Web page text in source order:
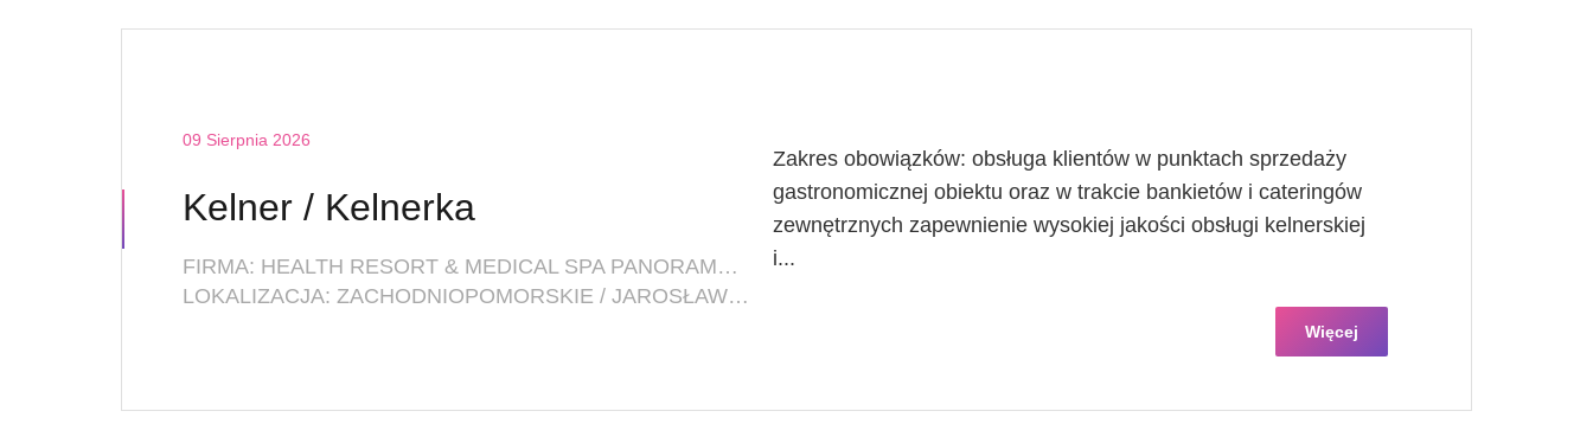
09 Sierpnia 2026
Kelner / Kelnerka
FIRMA: HEALTH RESORT & MEDICAL SPA PANORAMA MORSKA
LOKALIZACJA: ZACHODNIOPOMORSKIE / JAROSŁAWIEC (POW. SŁAWIEŃSKI, GM. POSTOMINO)
Zakres obowiązków: obsługa klientów w punktach sprzedaży
gastronomicznej obiektu oraz w trakcie bankietów i cateringów
zewnętrznych zapewnienie wysokiej jakości obsługi kelnerskiej
i...
Więcej